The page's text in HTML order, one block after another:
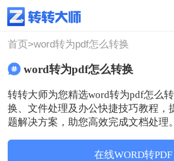
使用技巧
首页>word转为pdf怎么转换
word转为pdf怎么转换
转转大师为您精选word转为pdf怎么
换、文件处理及办公快捷技巧教程，
题解决方案，助您高效完成文档处理。
在线WORD转PDF